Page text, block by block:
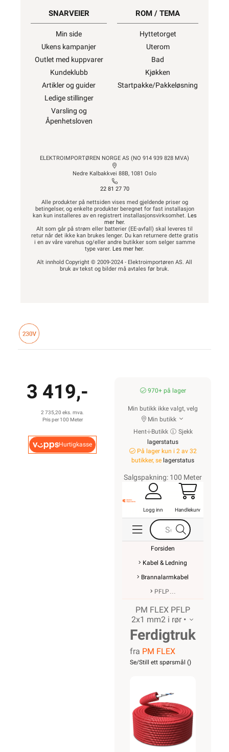
SNARVEIER
Min side
Ukens kampanjer
Outlet med kuppvarer
Kundeklubb
Artikler og guider
Ledige stillinger
Varsling og
Åpenhetsloven
ROM / TEMA
Hyttetorget
Uterom
Bad
Kjøkken
Startpakke/Pakkeløsning
ELEKTROIMPORTØREN NORGE AS (NO 914 939 828 MVA)
Nedre Kalbakkvei 88B, 1081 Oslo
22 81 27 70
Alle produkter på nettsiden vises med gjeldende priser og
betingelser, og enkelte produkter beregnet for fast installasjon
kan kun installeres av en registrert installasjonsvirksomhet. Les
mer her.
Alt som går på strøm eller batterier (EE-avfall) skal leveres til
retur når det ikke kan brukes lenger. Du kan returnere dette gratis
i en av våre varehus og/eller andre butikker som selger samme
type varer. Les mer her.
Alt innhold Copyright © 2009-2024 - Elektroimportøren AS. All
bruk av tekst og bilder må avtales før bruk.
3 419,-
2 735,20 eks. mva.
Pris per 100 Meter
Hurtigkasse
970+ på lager
Min butikk ikke valgt, velg
Min butikk
Hent-i-Butikk
Sjekk
lagerstatus
På lager kun i 2 av 32
butikker, se lagerstatus
Salgspakning: 100 Meter
Logg inn Handlekurv
Forsiden
Kabel & Ledning
Brannalarmkabel
PFLP
PM FLEX PFLP
2x1 mm2 i rør •
Ferdigtrukket
K-rør
2x1
Tvinnet
100m
fra PM FLEX
Se/Still ett spørsmål ()